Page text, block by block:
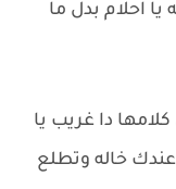
احلام بدل ما
دا غريب يا
خاله وتطلع